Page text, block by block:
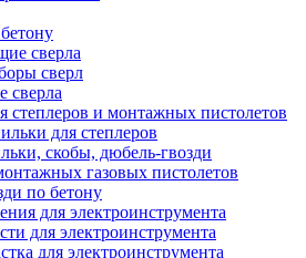
сверла
сверл
сверла
степлеров и монтажных пистолетов
для степлеров
скобы, дюбель-гвозди
газовых пистолетов
по бетону
для электроинструмента
для электроинструмента
для электроинструмента